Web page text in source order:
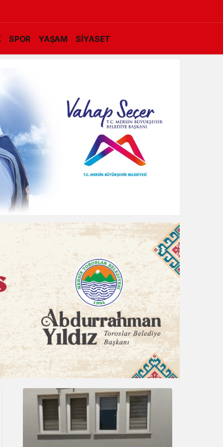
SPOR YAŞAM SİYASET